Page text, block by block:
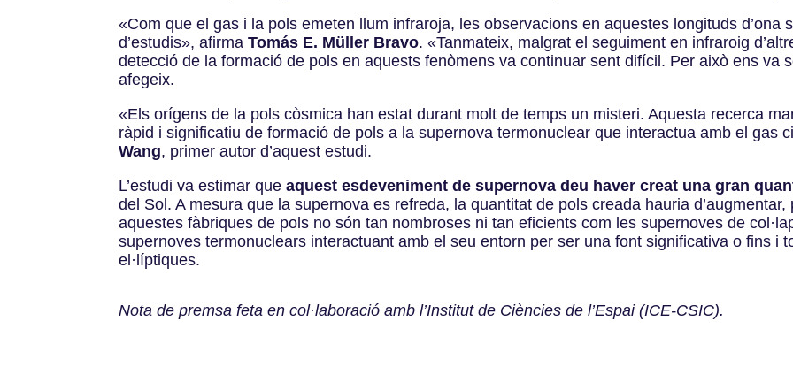
«Com que el gas i la pols emeten llum infraroja, les observacions en aquestes longituds d’ona
d’estudis», afirmaTomás E. Müller Bravo.«Tanmateix, malgrat el seguiment en infraroig
detecció de la formació de pols en aquests fenòmens va continuar sent difícil. Per això ens va
afegeix.
«Els orígens de la pols còsmica han estat durant molt de temps un misteri. Aquesta recerca
ràpid i significatiu de formació de pols a la supernova termonuclear que interactua amb el gas
Wang, primer autor d’aquest estudi.
L’estudi va estimar queaquest esdeveniment de supernova deu haver creat una gran
del Sol. A mesura que la supernova es refreda, la quantitat de pols creada hauria
aquestes fàbriques de pols no són tan nombroses ni tan eficients com les supernoves de
supernoves termonuclears interactuant amb el seu entorn per ser una font significativa o fins i
el·líptiques.
Nota de premsa feta en col·laboració amb l’Institut de Ciències de l’Espai (ICE-CSIC).